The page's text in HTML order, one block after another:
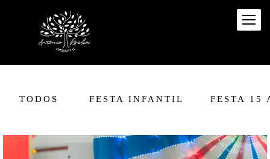
TODOS FESTA INFANTIL FESTA 15